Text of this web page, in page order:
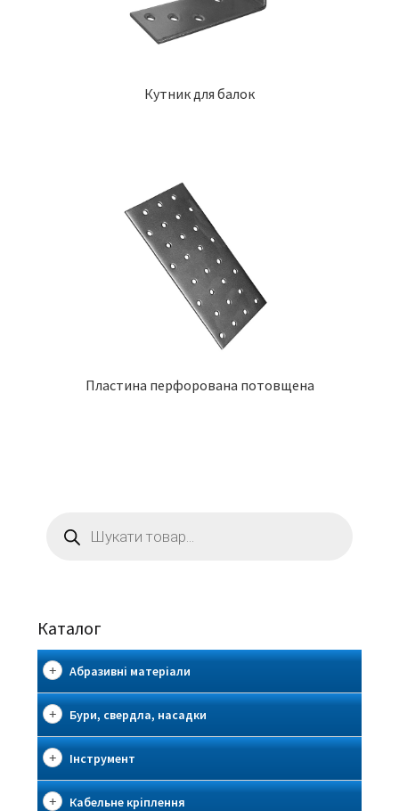
Кутник для балок
Пластина перфорована потовщена
товарів
Каталог
Абразивні матеріали
Бури, свердла, насадки
Інструмент
Кабельне кріплення